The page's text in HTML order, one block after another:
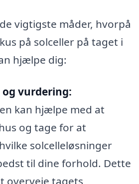
vigtigste måder, hvorpå
på solceller på taget i
hjælpe dig:
vurdering:
kan hjælpe med at
og tage for at
solcelleløsninger
til dine forhold. Dette
overveje tagets